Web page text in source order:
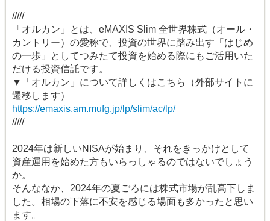
/////
「オルカン」とは、eMAXIS Slim 全世界株式（オール・
カントリー）の愛称で、投資の世界に踏み出す「はじめ
の一歩」としてつみたて投資を始める際にもご活用いた
だける投資信託です。
▼「オルカン」について詳しくはこちら（外部サイトに
遷移します）
https://emaxis.am.mufg.jp/lp/slim/ac/lp/
/////
2024年は新しいNISAが始まり、それをきっかけとして
資産運用を始めた方もいらっしゃるのではないでしょう
か。
そんななか、2024年の夏ごろには株式市場が乱高下しま
した。相場の下落に不安を感じる場面も多かったと思い
ます。